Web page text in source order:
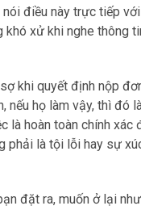
điều này trực tiếp
khó xử khi nghe thông
khi quyết định nộp
nếu họ làm vậy, thì đó
là hoàn toàn chính
phải là tội lỗi hay sự
đặt ra, muốn ở lại